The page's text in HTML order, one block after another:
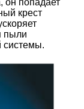
он попадает
крест
пыли
системы.